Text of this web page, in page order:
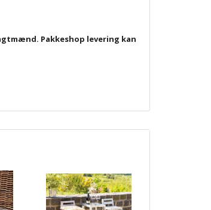
Pakkeshop levering kan